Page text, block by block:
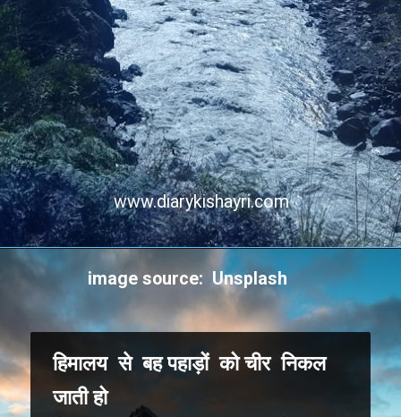
www.diarykishayri.com
Opening
हिमालय से बह पहाड़ों को चीर निकल
जाती हो
image source: Unsplash